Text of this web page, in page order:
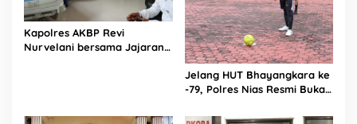
Kapolres AKBP Revi
Nurvelani bersama Jajaran
Jelang HUT Bhayangkara ke
-79, Polres Nias Resmi Buka